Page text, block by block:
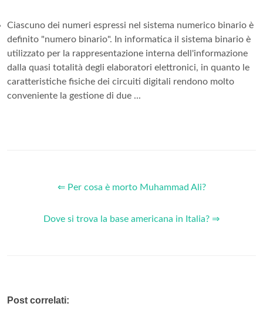
Ciascuno dei numeri espressi nel sistema numerico binario è
definito "numero binario". In informatica il sistema binario è
utilizzato per la rappresentazione interna dell'informazione
dalla quasi totalità degli elaboratori elettronici, in quanto le
caratteristiche fisiche dei circuiti digitali rendono molto
conveniente la gestione di due ...
⇐ Per cosa è morto Muhammad Ali?
Dove si trova la base americana in Italia? ⇒
Post correlati: